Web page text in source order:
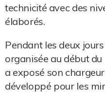
technicité avec des
élaborés.
Pendant les deux
organisée au début
a exposé son
développé pour les